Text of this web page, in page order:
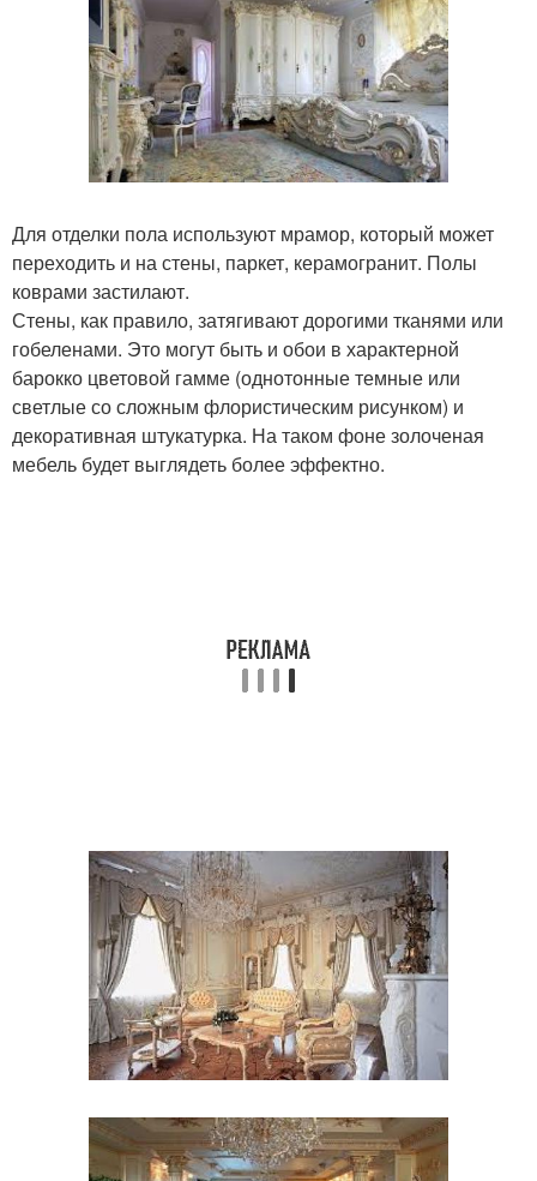
Для отделки пола используют мрамор, который может
переходить и на стены, паркет, керамогранит. Полы
коврами застилают.
Стены, как правило, затягивают дорогими тканями или
гобеленами. Это могут быть и обои в характерной
барокко цветовой гамме (однотонные темные или
светлые со сложным флористическим рисунком) и
декоративная штукатурка. На таком фоне золоченая
мебель будет выглядеть более эффектно.